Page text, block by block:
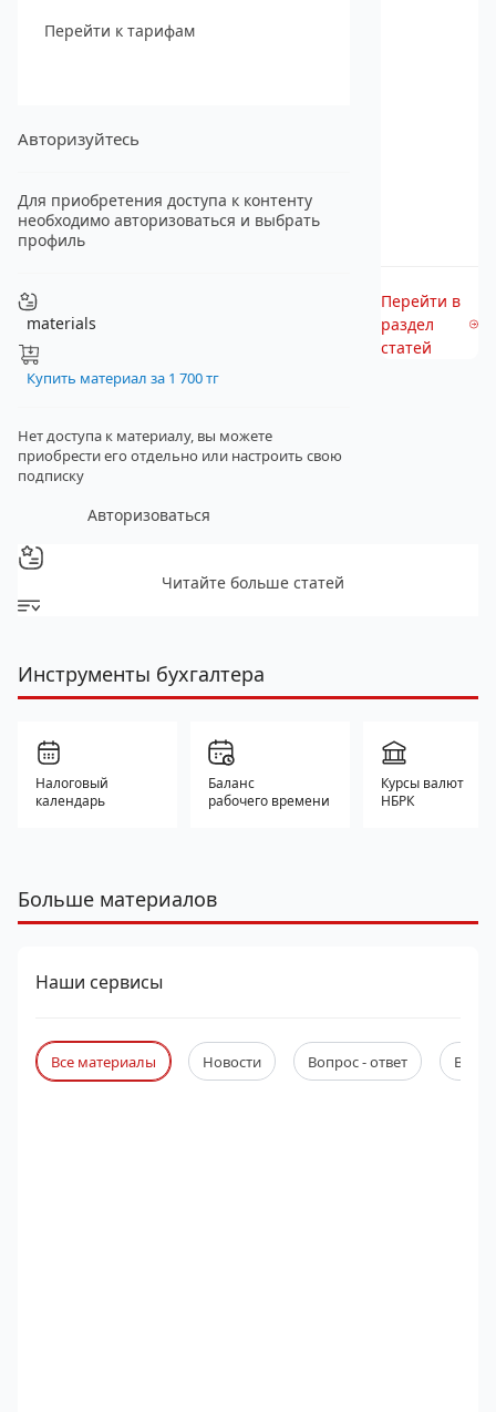
Перейти к тарифам
Авторизуйтесь
Для приобретения доступа к контенту
необходимо авторизоваться и выбрать
профиль
materials
Купить материал за 1 700 тг
Нет доступа к материалу, вы можете
приобрести его отдельно или настроить свою
подписку
Авторизоваться
Перейти в
раздел
статей
Читайте больше статей
Инструменты бухгалтера
Налоговый
календарь
Баланс
рабочего времени
Курсы валют
НБРК
Больше материалов
Наши сервисы
Все материалы Новости Вопрос - ответ